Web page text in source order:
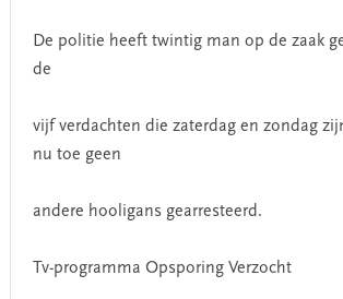
De politie heeft twintig man op de zaak
de
vijf verdachten die zaterdag en zondag
nu toe geen
andere hooligans gearresteerd.
Tv-programma Opsporing Verzocht